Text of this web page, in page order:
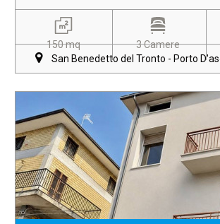
150 mq 3 Camere
San Benedetto del Tronto - Porto